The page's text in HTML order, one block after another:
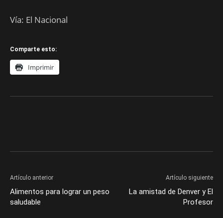
Vía: El Nacional
Comparte esto:
Imprimir
Artículo anterior
Alimentos para lograr un peso
saludable
Artículo siguiente
La amistad de Denver y El
Profesor